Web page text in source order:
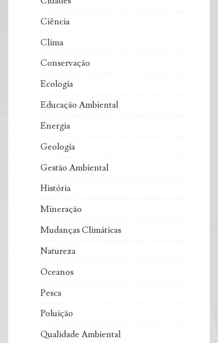
Ciência
Clima
Conservação
Ecologia
Educação Ambiental
Energia
Geologia
Gestão Ambiental
História
Mineração
Mudanças Climáticas
Natureza
Oceanos
Pesca
Poluição
Qualidade Ambiental